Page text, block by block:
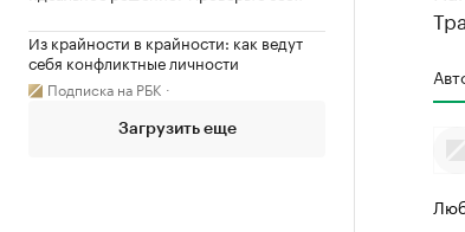
Из крайности в крайности: как ведут
себя конфликтные личности
Подписка на РБК
Загрузить еще